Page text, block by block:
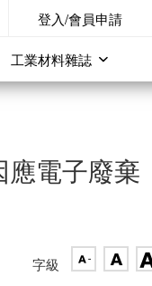
登入/會員申請
工業材料雜誌
電子廢棄
字級